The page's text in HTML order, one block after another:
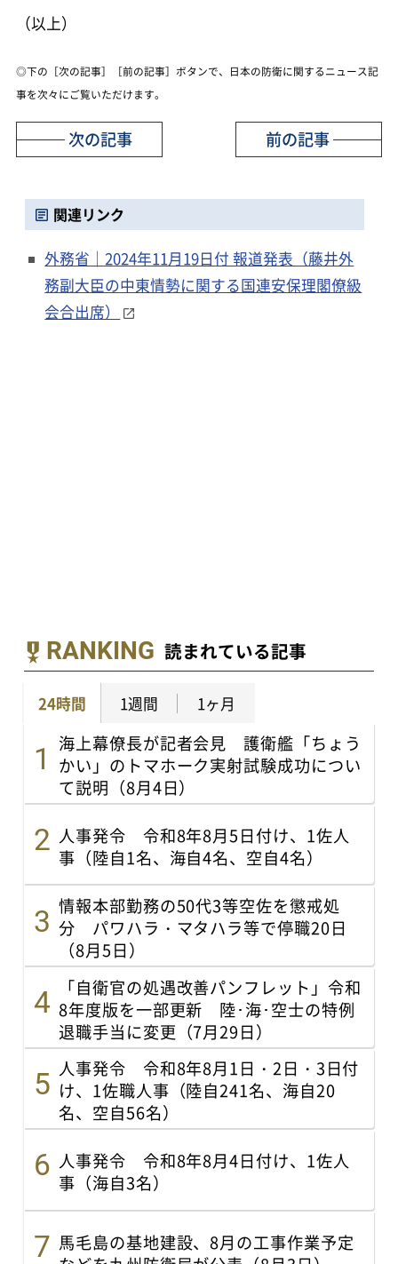
（以上）
◎下の［次の記事］［前の記事］ボタンで、日本の防衛に関するニュース記
事を次々にご覧いただけます。
前の記事
次の記事
関連リンク
外務省｜2024年11月19日付 報道発表（藤井外
務副大臣の中東情勢に関する国連安保理閣僚級
会合出席）
RANKING 読まれている記事
24時間 1週間 1ヶ月
海上幕僚長が記者会見 護衛艦「ちょう
かい」のトマホーク実射試験成功につい
て説明（8月4日）
人事発令 令和8年8月5日付け、1佐人
事（陸自1名、海自4名、空自4名）
情報本部勤務の50代3等空佐を懲戒処
分 パワハラ・マタハラ等で停職20日
（8月5日）
「自衛官の処遇改善パンフレット」令和
8年度版を一部更新 陸･海･空士の特例
退職手当に変更（7月29日）
人事発令 令和8年8月1日・2日・3日付
け、1佐職人事（陸自241名、海自20
名、空自56名）
人事発令 令和8年8月4日付け、1佐人
事（海自3名）
馬毛島の基地建設、8月の工事作業予定